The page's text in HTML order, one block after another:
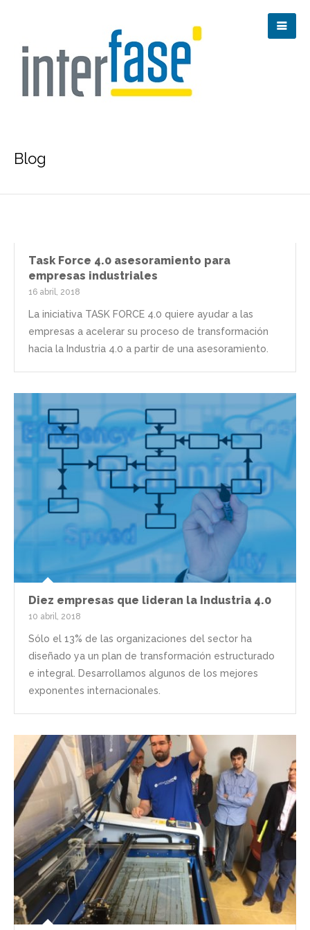
Blog
Task Force 4.0 asesoramiento para
empresas industriales
16 abril, 2018
La iniciativa TASK FORCE 4.0 quiere ayudar a las
empresas a acelerar su proceso de transformación
hacia la Industria 4.0 a partir de una asesoramiento.
Diez empresas que lideran la Industria 4.0
10 abril, 2018
Sólo el 13% de las organizaciones del sector ha
diseñado ya un plan de transformación estructurado
e integral. Desarrollamos algunos de los mejores
exponentes internacionales.